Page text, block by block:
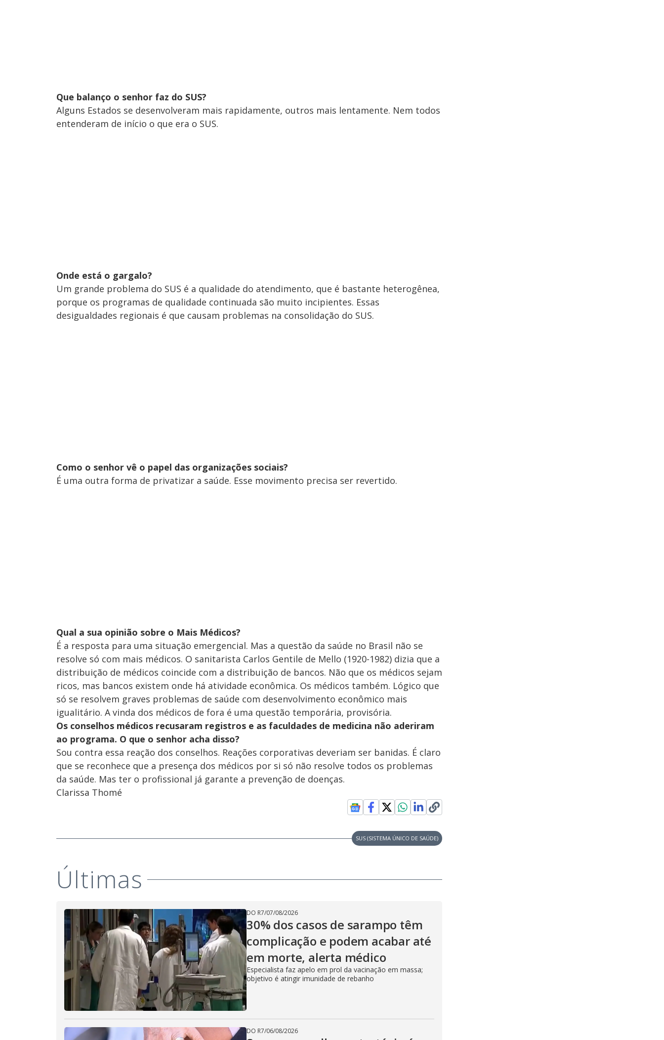
Que balanço o senhor faz do SUS?
Alguns Estados se desenvolveram mais rapidamente, outros mais lentamente. Nem todos
entenderam de início o que era o SUS.
Onde está o gargalo?
Um grande problema do SUS é a qualidade do atendimento, que é bastante heterogênea,
porque os programas de qualidade continuada são muito incipientes. Essas
desigualdades regionais é que causam problemas na consolidação do SUS.
Como o senhor vê o papel das organizações sociais?
É uma outra forma de privatizar a saúde. Esse movimento precisa ser revertido.
Qual a sua opinião sobre o Mais Médicos?
É a resposta para uma situação emergencial. Mas a questão da saúde no Brasil não se
resolve só com mais médicos. O sanitarista Carlos Gentile de Mello (1920-1982) dizia que a
distribuição de médicos coincide com a distribuição de bancos. Não que os médicos sejam
ricos, mas bancos existem onde há atividade econômica. Os médicos também. Lógico que
só se resolvem graves problemas de saúde com desenvolvimento econômico mais
igualitário. A vinda dos médicos de fora é uma questão temporária, provisória.
Os conselhos médicos recusaram registros e as faculdades de medicina não aderiram
ao programa. O que o senhor acha disso?
Sou contra essa reação dos conselhos. Reações corporativas deveriam ser banidas. É claro
que se reconhece que a presença dos médicos por si só não resolve todos os problemas
da saúde. Mas ter o profissional já garante a prevenção de doenças.
Clarissa Thomé
SUS (SISTEMA ÚNICO DE SAÚDE)
Últimas
DO R7/07/08/2026
30% dos casos de sarampo têm
complicação e podem acabar até
em morte, alerta médico
Especialista faz apelo em prol da vacinação em massa;
objetivo é atingir imunidade de rebanho
DO R7/06/08/2026